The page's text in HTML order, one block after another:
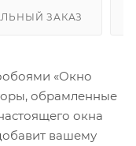
ЗАКАЗ
«Окно
обрамленные
окна
вашему